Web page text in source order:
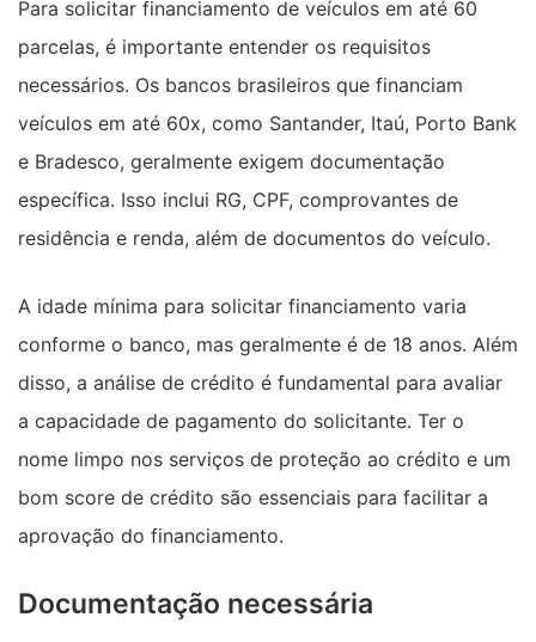
Para solicitar financiamento de veículos em até 60
parcelas, é importante entender os requisitos
necessários. Os bancos brasileiros que financiam
veículos em até 60x, como Santander, Itaú, Porto Bank
e Bradesco, geralmente exigem documentação
específica. Isso inclui RG, CPF, comprovantes de
residência e renda, além de documentos do veículo.
A idade mínima para solicitar financiamento varia
conforme o banco, mas geralmente é de 18 anos. Além
disso, a análise de crédito é fundamental para avaliar
a capacidade de pagamento do solicitante. Ter o
nome limpo nos serviços de proteção ao crédito e um
bom score de crédito são essenciais para facilitar a
aprovação do financiamento.
Documentação necessária